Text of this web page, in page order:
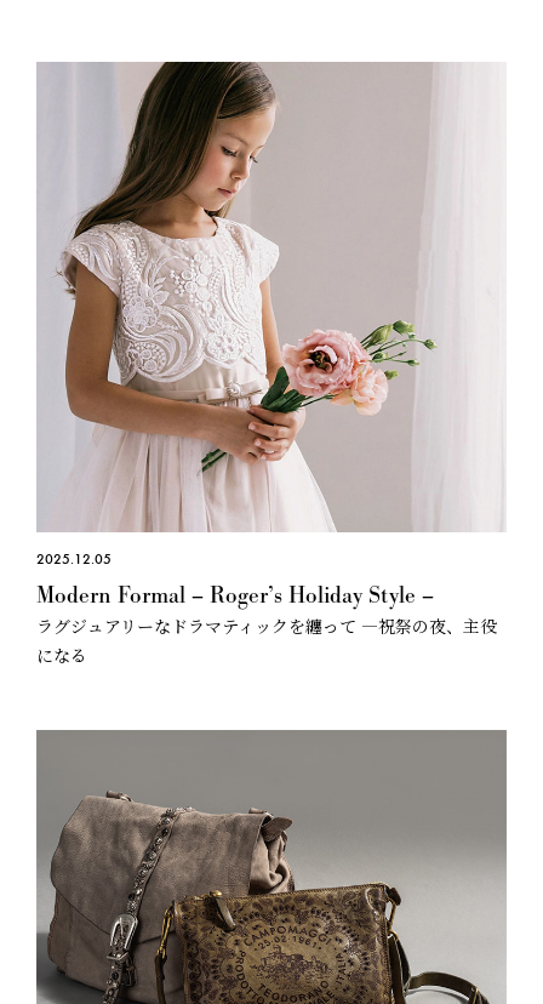
2025.12.05
Modern Formal – Roger’s Holiday Style –
ラグジュアリーなドラマティックを纏って —祝祭の夜、主役
になる